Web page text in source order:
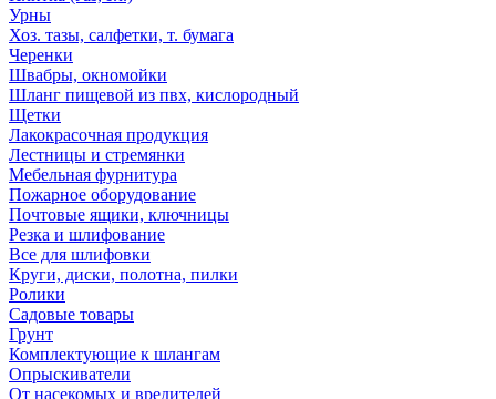
Урны
Хоз. тазы, салфетки, т. бумага
Черенки
Швабры, окномойки
Шланг пищевой из пвх, кислородный
Щетки
Лакокрасочная продукция
Лестницы и стремянки
Мебельная фурнитура
Пожарное оборудование
Почтовые ящики, ключницы
Резка и шлифование
Все для шлифовки
Круги, диски, полотна, пилки
Ролики
Садовые товары
Грунт
Комплектующие к шлангам
Опрыскиватели
От насекомых и вредителей